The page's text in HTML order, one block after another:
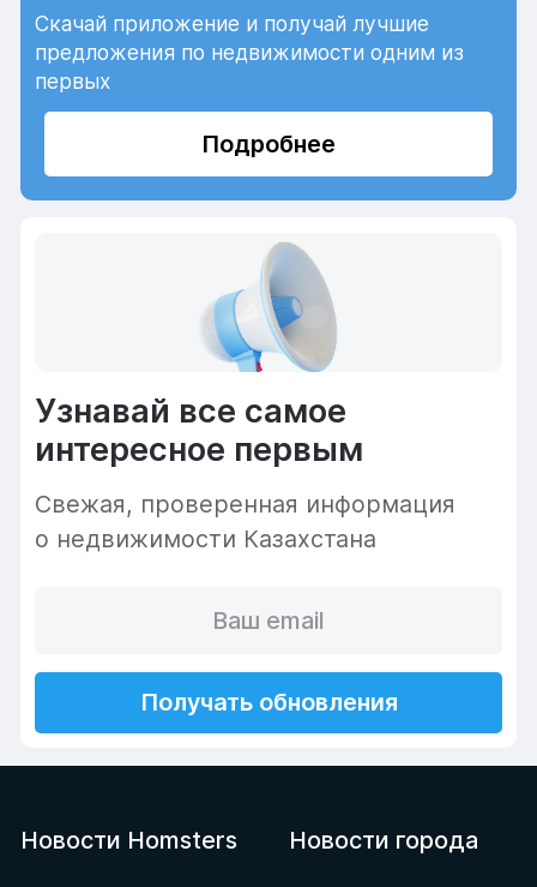
Скачай приложение и получай лучшие
предложения по недвижимости одним из
первых
Подробнее
Узнавай все самое
интересное первым
Cвежая, проверенная информация
о недвижимости Казахстана
Получать обновления
Новости Homsters Новости города